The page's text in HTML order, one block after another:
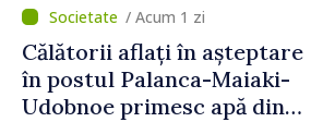
perioada 2024–2034,
publicat în Monitorul Oficial
/ Acum 1 zi
Călătorii aflați în așteptare
în postul Palanca-Maiaki-
Udobnoe primesc apă din